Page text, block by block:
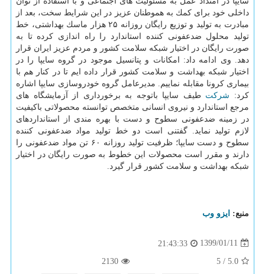
داخلی خود برای كمك به هموطنان عزیز در این شرایط سخت، بعد از
مبادرت به تولید و توزیع رایگان روزانه ۲۵ هزار ماسك بهداشتی، خط
تولید محلول ضدعفونی كننده استاندارد را راه اندازی كرده تا به
صورت رایگان در اختیار شبكه سلامت كشور و مردم عزیز ایران قرار
دهد. وی ادامه داد: امكانات و پتانسیل موجود در گروه سایپا را در
اختیار شبكه بهداشت و سلامت كشور قرار داده ایم تا در كنار هم با
بیماری كرونا مقابله نماییم. مدیرعامل گروه خودروسازی سایپا اشاره
كرد: شركت طیف سایپا باتوجه به برخورداری از آزمایشگاه های
مرجع استاندارد و نیروی انسانی متخصص توانسته محصولاتی باكیفیت
در زمینه ضدعفونی سطوح و دست با بهره مندی از استانداردهای
لازم تولید نماید. گفتنی است دو خط تولید مواد ضدعفونی كننده
سطوح و دست سایپا؛ ظرفیت تولید روزانه ۶۰ تن مواد ضدعفونی را
دارند و مقرر است محصولات این خطوط به صورت رایگان در اختیار
شبكه بهداشت و سلامت كشور قرار گیرد.
منبع: ایزو وب
1399/01/11
21:43:33
5.0
/
5
2130